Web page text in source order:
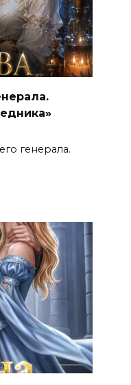
генерала.